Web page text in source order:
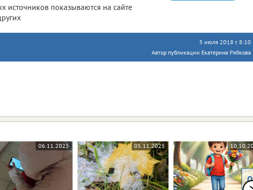
источников показываются на сайте
5 июля 2018 г. 8:10
Автор публикации Екатерина Рябкова
06.11.2025 05.11.2025